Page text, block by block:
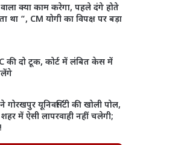
क्या काम करेगा, पहले दंगे होते
था “, CM योगी का विपक्ष पर बड़ा
की दो टूक, कोर्ट में लंबित केस में
यूनिवर्सिटी की खोली पोल,
में ऐसी लापरवाही नहीं चलेगी;